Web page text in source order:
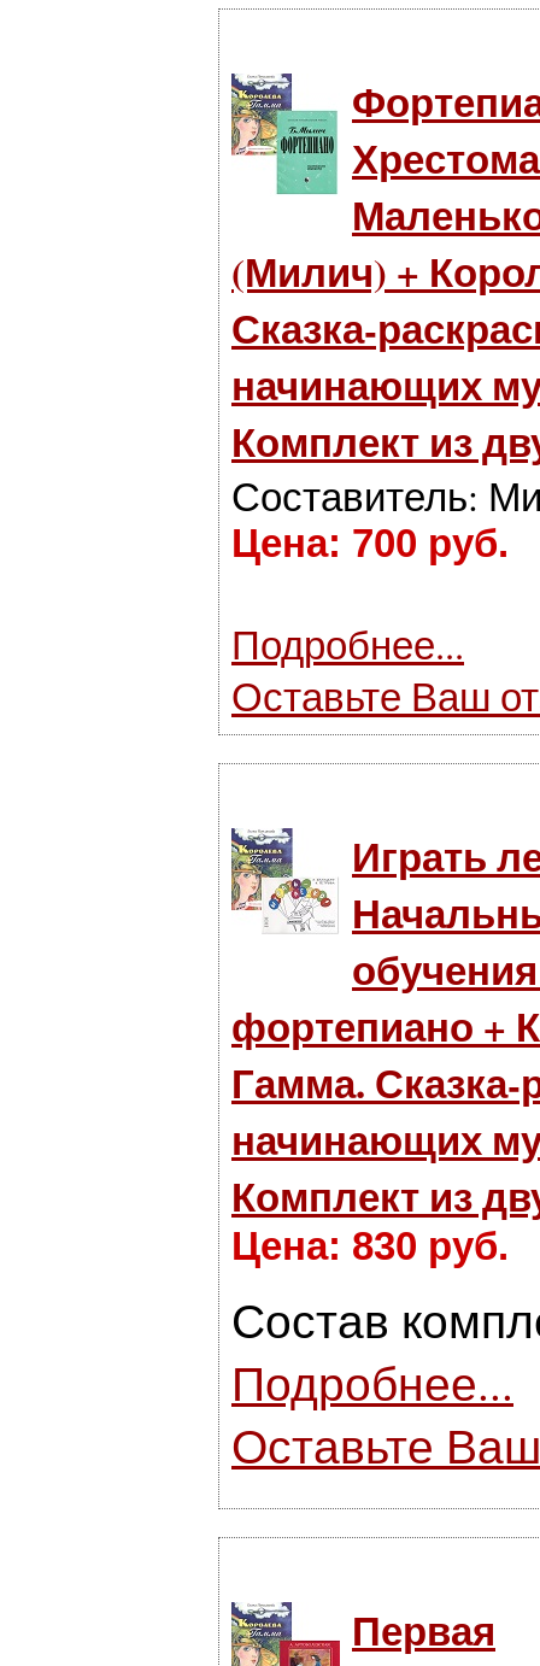
(Милич) +
Сказка-
начинающих
Комплект из
Составитель:
Цена: 700 руб.
Подробнее...
Оставьте Ваш
Играть
фортепиано +
Гамма. Сказка-
начинающих
Комплект из
Цена: 830 руб.
Состав
Подробнее...
Оставьте
Первая